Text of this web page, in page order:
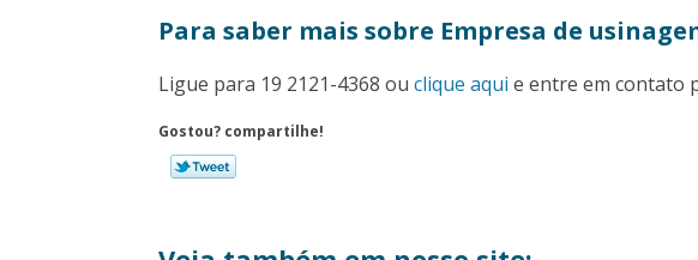
Para saber mais sobre Empresa de
Ligue para 19 2121-4368 ou clique aqui e entre em contato
Gostou? compartilhe!